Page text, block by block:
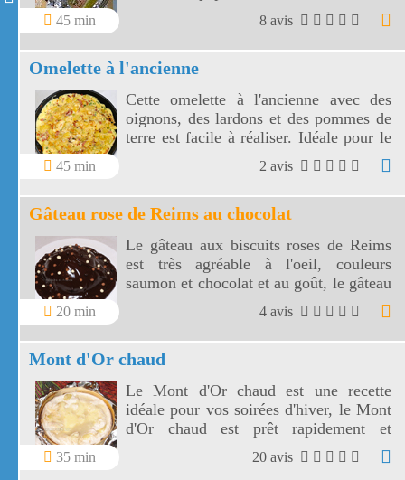
45 min
de poireaux est un vrai régal !
8 avis
Omelette à l'ancienne
45 min
Cette omelette à l'ancienne avec des
oignons, des lardons et des pommes de
terre est facile à réaliser. Idéale pour le
dîner, cette omelette à l'ancienne sera
accompagnée d'une salade verte.
2 avis
Gâteau rose de Reims au chocolat
20 min
Le gâteau aux biscuits roses de Reims
est très agréable à l'oeil, couleurs
saumon et chocolat et au goût, le gâteau
rose de Reims à des saveurs de kirsch et
4 avis
Mont d'Or chaud
35 min
Le Mont d'Or chaud est une recette
idéale pour vos soirées d'hiver, le Mont
d'Or chaud est prêt rapidement et
savoureux comme une fondue !
20 avis